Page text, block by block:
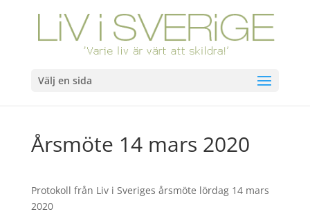
Välj en sida
Årsmöte 14 mars 2020
Protokoll från Liv i Sveriges årsmöte lördag 14 mars
2020